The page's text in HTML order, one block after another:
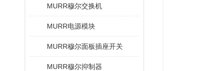
MURR穆尔交换机
MURR电源模块
MURR穆尔面板插座开关
MURR穆尔抑制器